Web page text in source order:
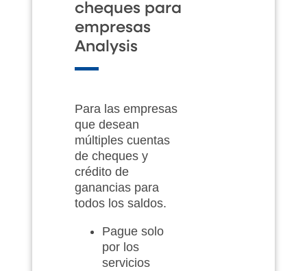
cheques para
empresas
Analysis
Para las empresas
que desean
múltiples cuentas
de cheques y
crédito de
ganancias para
todos los saldos.
Pague solo
por los
servicios